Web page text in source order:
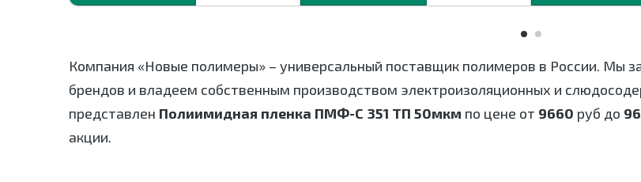
Компания «Новые полимеры» – универсальный поставщик полимеров в России. Мы
брендов и владеем собственным производством электроизоляционных и
представлен Полиимидная пленка ПМФ-С 351 ТП 50мкм по цене от 9660 руб до
акции.